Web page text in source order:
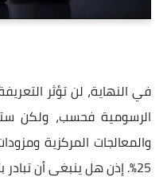
في النهاية، لن تؤثر
الرسومية فحسب، ولكن
والمعالجات المركزية
25%. إذن هل ينبغي أن تبادر بالشراء الآن؟.